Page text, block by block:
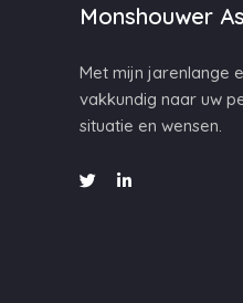
Monshouwer
Met mijn jarenlange
vakkundig naar uw
situatie en wensen.